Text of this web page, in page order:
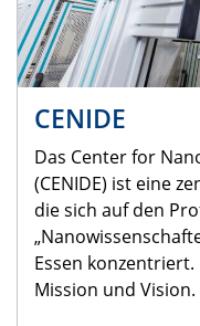
CENIDE
Das Center for
(CENIDE) ist eine
die sich auf den
Essen
Mission und Vision.